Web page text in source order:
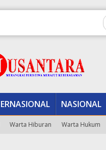
NASIONAL
Warta Hiburan Warta Hukum